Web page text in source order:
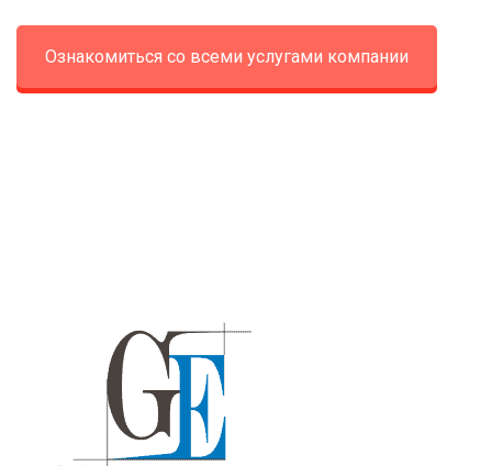
Ознакомиться со всеми услугами компании